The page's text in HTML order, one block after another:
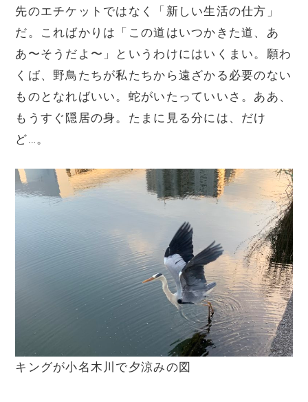
先のエチケットではなく「新しい生活の仕方」
だ。こればかりは「この道はいつかきた道、あ
あ〜そうだよ〜」というわけにはいくまい。願わ
くば、野鳥たちが私たちから遠ざかる必要のない
ものとなればいい。蛇がいたっていいさ。ああ、
もうすぐ隠居の身。たまに見る分には、だけ
ど…。
キングが小名木川で夕涼みの図